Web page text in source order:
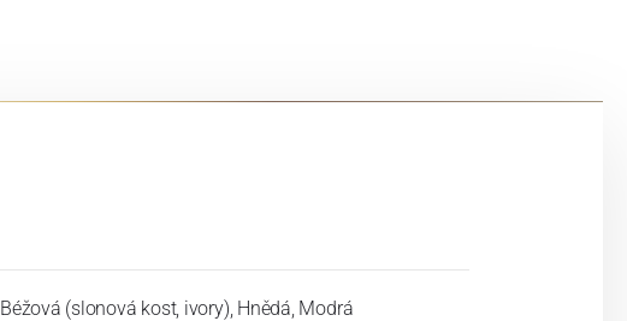
Béžová (slonová kost, ivory), Hnědá, Modrá